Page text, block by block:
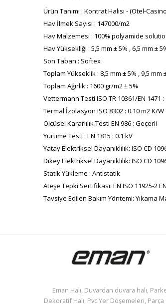
Ürün Tanımı : Kontrat Halısı - (Otel-
Hav İlmek Sayısı : 147000/m2
Hav Malzemesi : 100% polyamide
Hav Yüksekliği : 5,5 mm ± 5% , 6,5 mm ±
Son Taban : Softex
Toplam Yükseklik : 8,5 mm ± 5% , 9,5 mm
Toplam Ağırlık : 1600 gr/m2 ± 5%
Vettermann Testi ISO TR 10361/EN 1471
Termal İzolasyon ISO 8302 : 0.10 m2 K/W
Ölçüsel Kararlılık Testi EN 986 : Geçerli
Yürüme Testi : EN 1815 : 0.1 kV
Yatay Elektriksel Dayanıklılık: ISO CD
Dikey Elektriksel Dayanıklılık: ISO CD
Statik Yükleme : Antistatik
Ateşe Tepki Sertifikası: EN ISO 11925-2
Tavsiye Edilen Bakım Yöntemi: Yıkama
Eman Halı, Duvardan duvara halı,
Dekoratif Halı, Pvc Yer Döşemeleri, Parça